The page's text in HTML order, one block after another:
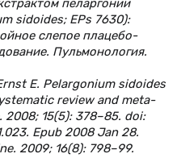
пеларгонии
sidoides; EPs 7630):
слепое плацебо-
Пульмонология.
E. Pelargonium sidoides
review and meta-
15(5): 378–85. doi:
Epub 2008 Jan 28.
2009; 16(8): 798–99.